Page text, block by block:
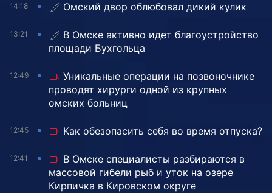
14:18 Омский двор облюбовал дикий кулик
13:21
В Омске активно идет благоустройство
площади Бухгольца
12:49
Уникальные операции на позвоночнике
проводят хирурги одной из крупных
омских больниц
12:45 Как обезопасить себя во время отпуска?
12:41
В Омске специалисты разбираются в
массовой гибели рыб и уток на озере
Кирпичка в Кировском округе